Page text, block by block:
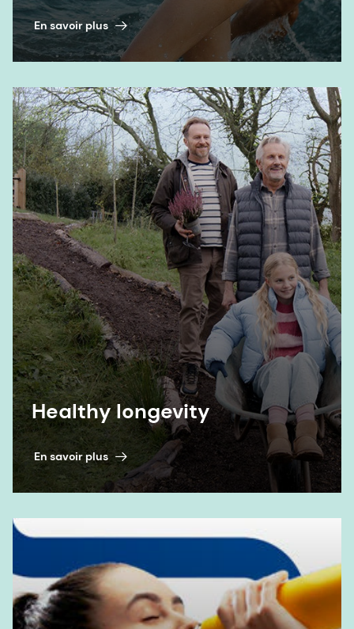
santé oculaire. » Nutrients 5 (4) : 1169-85.
8. dsm-firmenich. "Série sur l'espérance de vie en
Livre blanc sur la longévité, 2025.
9. dsm-firmenich. "Série sur l'espérance de vie en
bonne santé, partie 2 : Redéfinir le vieillissement
grâce à la nutrition," Livre blanc sur la longévité,
2025.
10. dsm-firmenich. "Série sur l'espérance de vie en
bonne santé, partie 2 : Redéfinir le vieillissement
grâce à la nutrition," Livre blanc sur la longévité,
2025.
11. dsm-firmenich. Étude sur les préoccupations
sanitaires mondiales 2023.
12. Produits de grande consommation. Gurus : La
santé digestive en 2022 et au-delà – Rapport
mondial.
13. Hossain, Khandkar Shaharina, Sathya
Les vitamines B et leur rôle dans la santé
intestinale ». Microorganisms 10 (6) : 1168.
14. Marica Colella, Ioannis Alexandros Charitos,
Andrea Ballini, Concetta Cafiero, Skender Topi,
En savoir plus
Healthy longevity
En savoir plus